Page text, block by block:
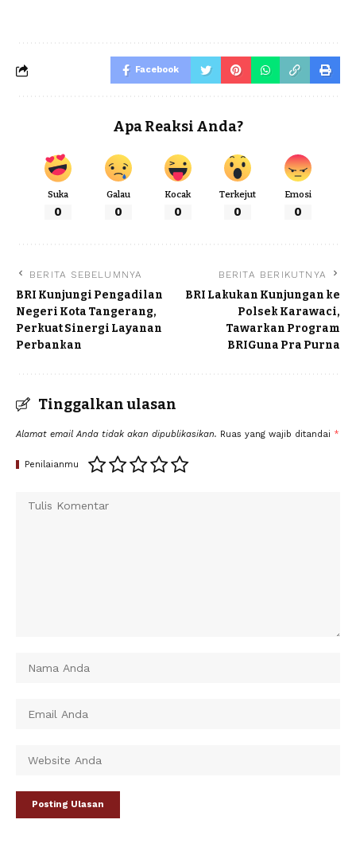
Facebook
Apa Reaksi Anda?
Suka
0
Galau
0
Kocak
0
Terkejut
0
Emosi
0
BERITA SEBELUMNYA
BRI Kunjungi Pengadilan
Negeri Kota Tangerang,
Perkuat Sinergi Layanan
Perbankan
BERITA BERIKUTNYA
BRI Lakukan Kunjungan ke
Polsek Karawaci,
Tawarkan Program
BRIGuna Pra Purna
Tinggalkan ulasan
Alamat email Anda tidak akan dipublikasikan. Ruas yang wajib ditandai *
Penilaianmu